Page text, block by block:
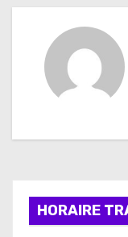
g
dHORAIRE